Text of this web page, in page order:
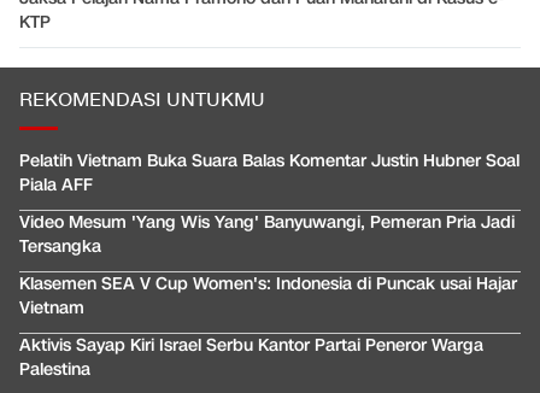
KTP
REKOMENDASI UNTUKMU
Pelatih Vietnam Buka Suara Balas Komentar Justin Hubner Soal
Piala AFF
Video Mesum 'Yang Wis Yang' Banyuwangi, Pemeran Pria Jadi
Tersangka
Klasemen SEA V Cup Women's: Indonesia di Puncak usai Hajar
Vietnam
Aktivis Sayap Kiri Israel Serbu Kantor Partai Peneror Warga
Palestina